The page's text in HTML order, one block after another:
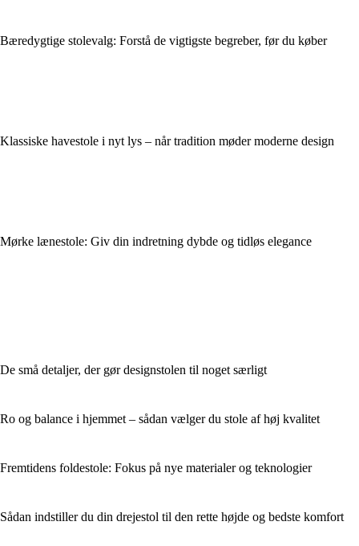
Bæredygtige stolevalg: Forstå de vigtigste begreber, før du køber
Klassiske havestole i nyt lys – når tradition møder moderne design
Mørke lænestole: Giv din indretning dybde og tidløs elegance
De små detaljer, der gør designstolen til noget særligt
Ro og balance i hjemmet – sådan vælger du stole af høj kvalitet
Fremtidens foldestole: Fokus på nye materialer og teknologier
Sådan indstiller du din drejestol til den rette højde og bedste komfort